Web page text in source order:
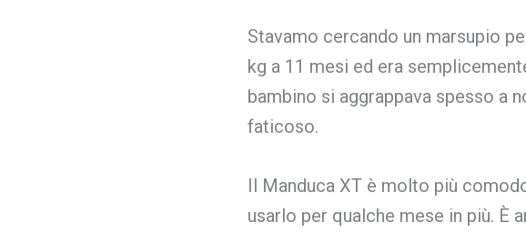
Stavamo cercando un marsupio
kg a 11 mesi ed era
bambino si aggrappava spesso a
faticoso.
Il Manduca XT è molto più
usarlo per qualche mese in più. È